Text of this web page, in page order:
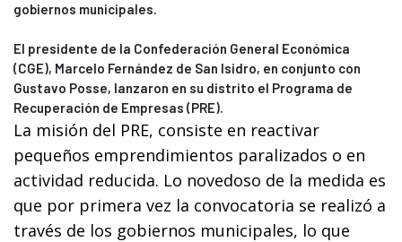
gobiernos municipales.
El presidente de la Confederación General Económica
(CGE), Marcelo Fernández de San Isidro, en conjunto con
Gustavo Posse, lanzaron en su distrito el Programa de
Recuperación de Empresas (PRE).
La misión del PRE, consiste en reactivar
pequeños emprendimientos paralizados o en
actividad reducida. Lo novedoso de la medida es
que por primera vez la convocatoria se realizó a
través de los gobiernos municipales, lo que